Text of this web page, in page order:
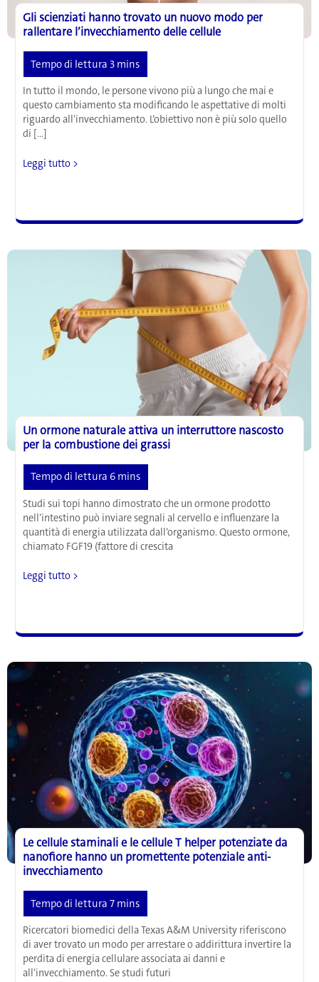
Gli scienziati hanno trovato un nuovo modo per
rallentare l’invecchiamento delle cellule
In tutto il mondo, le persone vivono più a lungo che mai e
questo cambiamento sta modificando le aspettative di molti
riguardo all’invecchiamento. L’obiettivo non è più solo quello
di […]
Gli
un
modo
cellule
Leggi tutto >
Un ormone naturale attiva un interruttore nascosto
per la combustione dei grassi
Studi sui topi hanno dimostrato che un ormone prodotto
nell’intestino può inviare segnali al cervello e influenzare la
quantità di energia utilizzata dall’organismo. Questo ormone,
chiamato FGF19 (fattore di crescita
Un
un
nascosto
combustione
dei
grassi
Leggi tutto >
Le cellule staminali e le cellule T helper potenziate da
nanofiore hanno un promettente potenziale anti-
invecchiamento
Ricercatori biomedici della Texas A&M University riferiscono
di aver trovato un modo per arrestare o addirittura invertire la
perdita di energia cellulare associata ai danni e
all’invecchiamento. Se studi futuri